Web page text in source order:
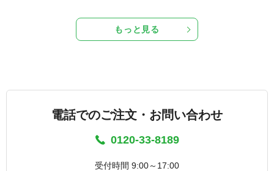
もっと見る
電話でのご注文・お問い合わせ
0120-33-8189
受付時間 9:00～17:00